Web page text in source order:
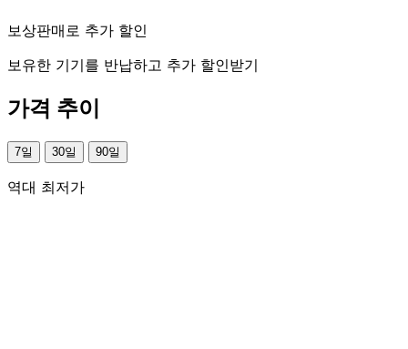
보상판매로 추가 할인
보유한 기기를 반납하고 추가 할인받기
가격 추이
7일 30일 90일
역대 최저가